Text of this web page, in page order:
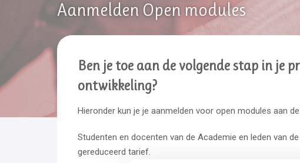
Aanmelden Open modules
Ben je toe aan de volgende stap in je
ontwikkeling?
Hieronder kun je je aanmelden voor open modules aan
Studenten en docenten van de Academie en leden van
gereduceerd tarief.